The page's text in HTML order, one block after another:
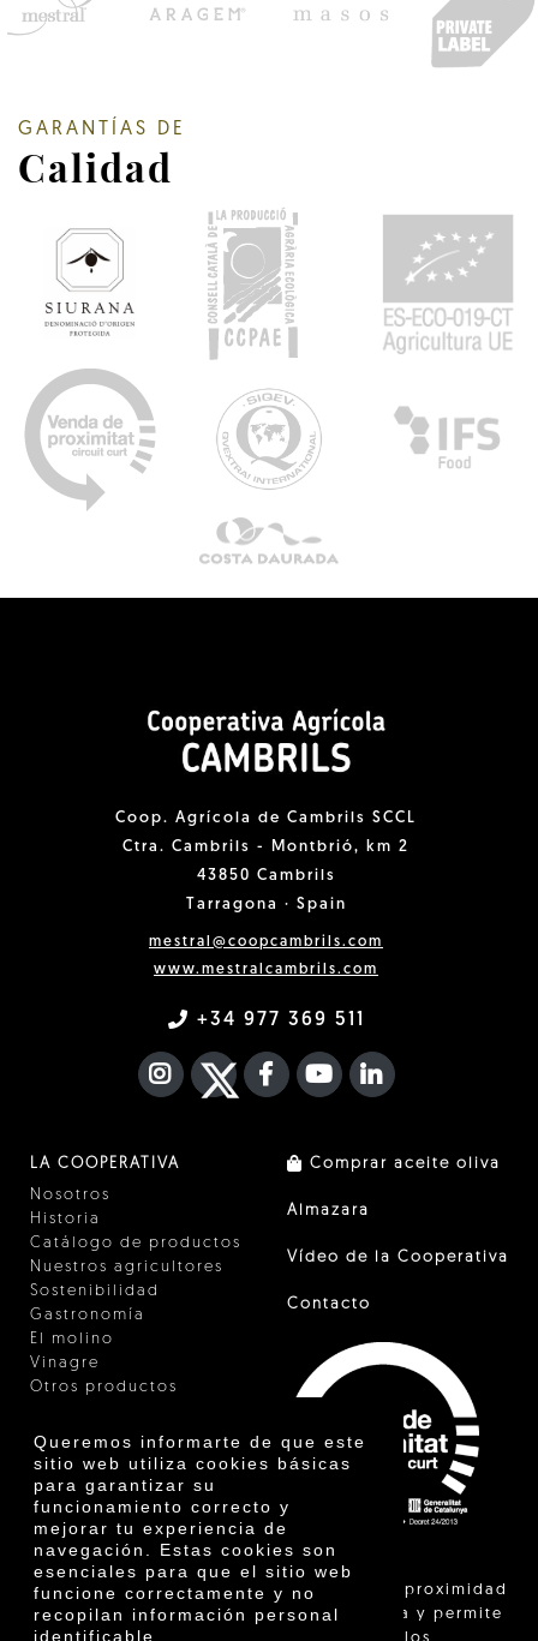
Queremos informarte de que este
sitio web utiliza cookies básicas
para garantizar su
funcionamiento correcto y
mejorar tu experiencia de
navegación. Estas cookies son
esenciales para que el sitio web
funcione correctamente y no
recopilan información personal
identificable.
GARANTÍAS DE
Calidad
Coop. Agrícola de Cambrils SCCL
Ctra. Cambrils - Montbrió, km 2
43850 Cambrils
Tarragona · Spain
mestral@coopcambrils.com
www.mestralcambrils.com
+34 977 369 511
INSTAGRAM
TWITTER
FACEBOOK F
YOUTUBEFA LINKEDIN
LA COOPERATIVA
Nosotros
Historia
Catálogo de productos
Nuestros agricultores
Sostenibilidad
Gastronomía
El molino
Vinagre
Otros productos
Premios
Innovación
Comprar aceite oliva
Almazara
Vídeo de la Cooperativa
Contacto
"La venta de proximidad
está regulada y permite